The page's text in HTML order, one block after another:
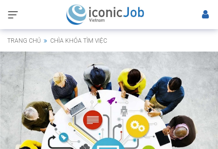
TRANG CHỦ CHÌA KHÓA TÌM VIỆC